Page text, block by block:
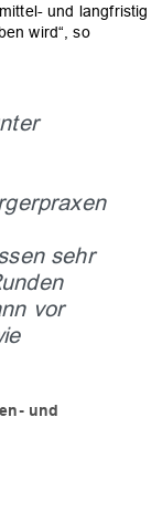
und langfristig
wird“, so
sehr
vor
und